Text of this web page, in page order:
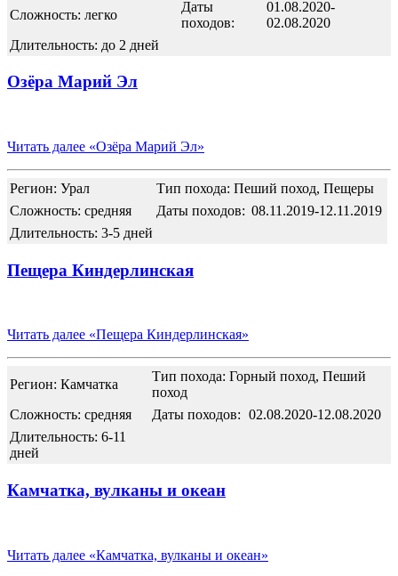
Сложность: легко
Даты
походов:
01.08.2020-
02.08.2020
Длительность: до 2 дней
Озёра Марий Эл
Читать далее «Озёра Марий Эл»
Регион: Урал
Тип похода: Пеший поход, Пещеры
Сложность: средняя
Даты походов: 08.11.2019-12.11.2019
Длительность: 3-5 дней
Пещера Киндерлинская
Читать далее «Пещера Киндерлинская»
Регион: Камчатка
Тип похода: Горный поход, Пеший
поход
Сложность: средняя
Даты походов: 02.08.2020-12.08.2020
Длительность: 6-11
дней
Камчатка, вулканы и океан
Читать далее «Камчатка, вулканы и океан»